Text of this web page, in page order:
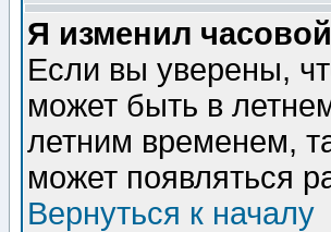
Я изменил
Если вы уверены,
может быть в
летним временем,
может появляться
Вернуться к началу